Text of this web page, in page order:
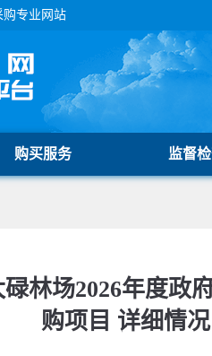
购专业网站
购买服务 监督
林场2026年度政
购项目 详细情况